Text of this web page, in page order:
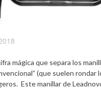
mágica que separa los
(que suelen rondar
Este manillar de